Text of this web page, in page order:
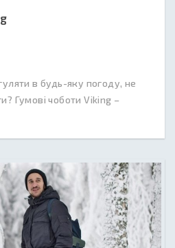
в будь-яку погоду, не
Гумові чоботи Viking –